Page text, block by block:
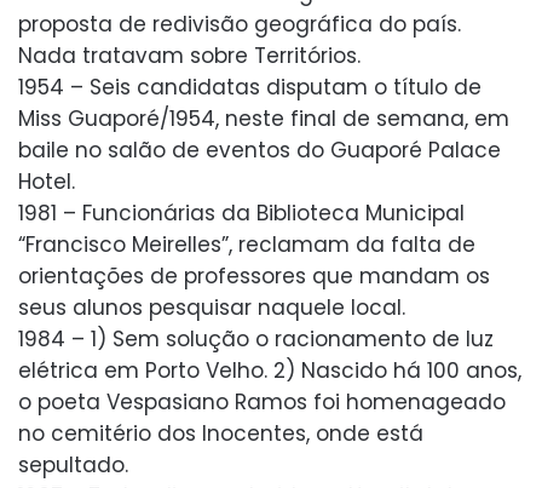
proposta de redivisão geográfica do país.
Nada tratavam sobre Territórios.
1954 – Seis candidatas disputam o título de
Miss Guaporé/1954, neste final de semana, em
baile no salão de eventos do Guaporé Palace
Hotel.
1981 – Funcionárias da Biblioteca Municipal
“Francisco Meirelles”, reclamam da falta de
orientações de professores que mandam os
seus alunos pesquisar naquele local.
1984 – 1) Sem solução o racionamento de luz
elétrica em Porto Velho. 2) Nascido há 100 anos,
o poeta Vespasiano Ramos foi homenageado
no cemitério dos Inocentes, onde está
sepultado.